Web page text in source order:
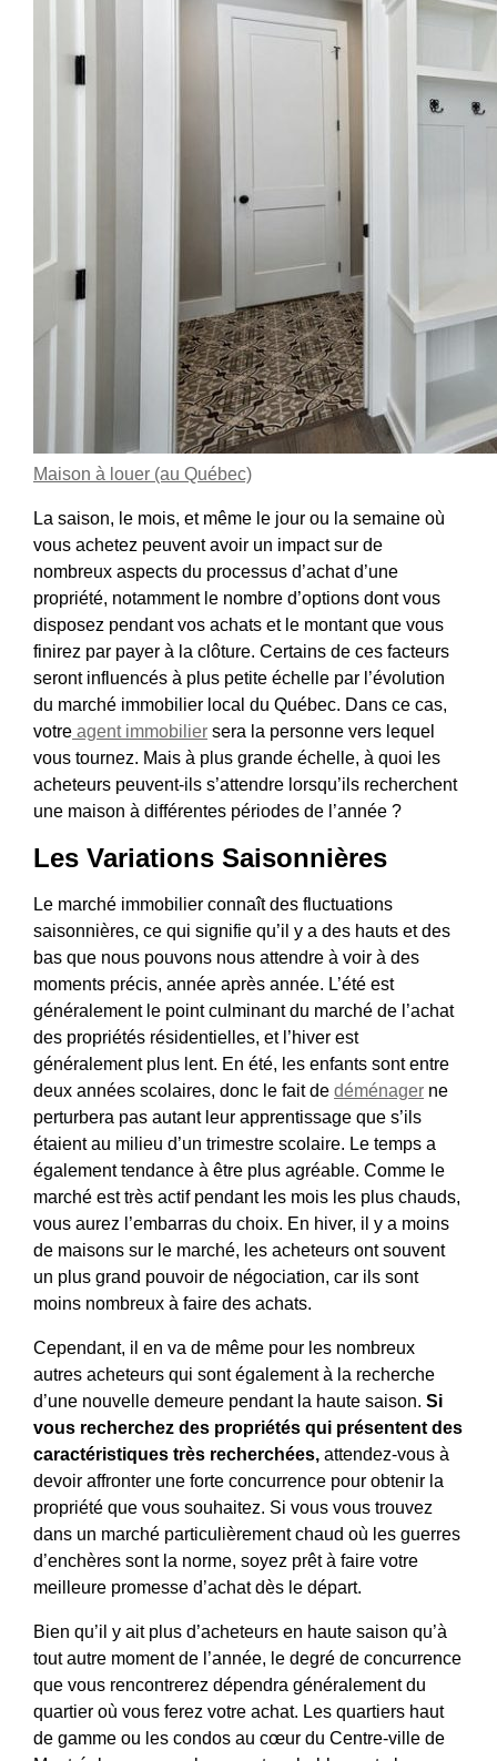
Maison à louer (au Québec)
La saison, le mois, et même le jour ou la semaine où
vous achetez peuvent avoir un impact sur de
nombreux aspects du processus d’achat d’une
propriété, notamment le nombre d’options dont vous
disposez pendant vos achats et le montant que vous
finirez par payer à la clôture. Certains de ces facteurs
seront influencés à plus petite échelle par l’évolution
du marché immobilier local du Québec. Dans ce cas,
votre agent immobilier sera la personne vers lequel
vous tournez. Mais à plus grande échelle, à quoi les
acheteurs peuvent-ils s’attendre lorsqu’ils recherchent
une maison à différentes périodes de l’année ?
Les Variations Saisonnières
Le marché immobilier connaît des fluctuations
saisonnières, ce qui signifie qu’il y a des hauts et des
bas que nous pouvons nous attendre à voir à des
moments précis, année après année. L’été est
généralement le point culminant du marché de l’achat
des propriétés résidentielles, et l’hiver est
généralement plus lent. En été, les enfants sont entre
deux années scolaires, donc le fait de déménager ne
perturbera pas autant leur apprentissage que s’ils
étaient au milieu d’un trimestre scolaire. Le temps a
également tendance à être plus agréable. Comme le
marché est très actif pendant les mois les plus chauds,
vous aurez l’embarras du choix. En hiver, il y a moins
de maisons sur le marché, les acheteurs ont souvent
un plus grand pouvoir de négociation, car ils sont
moins nombreux à faire des achats.
Cependant, il en va de même pour les nombreux
autres acheteurs qui sont également à la recherche
d’une nouvelle demeure pendant la haute saison. Si
vous recherchez des propriétés qui présentent des
caractéristiques très recherchées, attendez-vous à
devoir affronter une forte concurrence pour obtenir la
propriété que vous souhaitez. Si vous vous trouvez
dans un marché particulièrement chaud où les guerres
d’enchères sont la norme, soyez prêt à faire votre
meilleure promesse d’achat dès le départ.
Bien qu’il y ait plus d’acheteurs en haute saison qu’à
tout autre moment de l’année, le degré de concurrence
que vous rencontrerez dépendra généralement du
quartier où vous ferez votre achat. Les quartiers haut
de gamme ou les condos au cœur du Centre-ville de